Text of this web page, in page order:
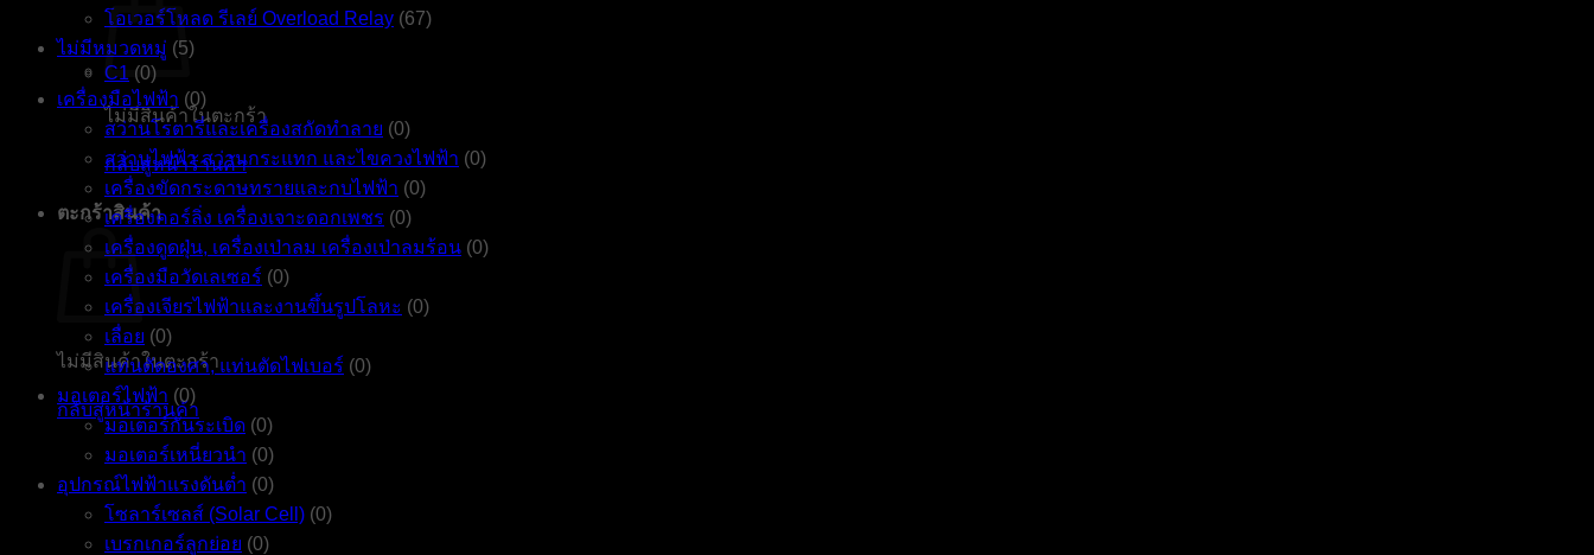
ไม่มีสินค้าในตะกร้า
กลับสู่หน้าร้านค้า
ตะกร้าสินค้า
ไม่มีสินค้าในตะกร้า
กลับสู่หน้าร้านค้า
โอเวอร์โหลด รีเลย์ Overload Relay (67)
ไม่มีหมวดหมู่ (5)
C1 (0)
เครื่องมือไฟฟ้า (0)
สว่านโรตารี่และเครื่องสกัดทำลาย (0)
สว่านไฟฟ้า สว่านกระแทก และไขควงไฟฟ้า (0)
เครื่องขัดกระดาษทรายและกบไฟฟ้า (0)
เครื่องคอร์ลิ่ง เครื่องเจาะดอกเพชร (0)
เครื่องดูดฝุ่น, เครื่องเป่าลม เครื่องเป่าลมร้อน (0)
เครื่องมือวัดเลเซอร์ (0)
เครื่องเจียรไฟฟ้าและงานขึ้นรูปโลหะ (0)
เลื่อย (0)
แท่นตัดองศา, แท่นตัดไฟเบอร์ (0)
มอเตอร์ไฟฟ้า (0)
มอเตอร์กันระเบิด (0)
มอเตอร์เหนี่ยวนำ (0)
อุปกรณ์ไฟฟ้าแรงดันต่ำ (0)
โซลาร์เซลส์ (Solar Cell) (0)
เบรกเกอร์ลูกย่อย (0)